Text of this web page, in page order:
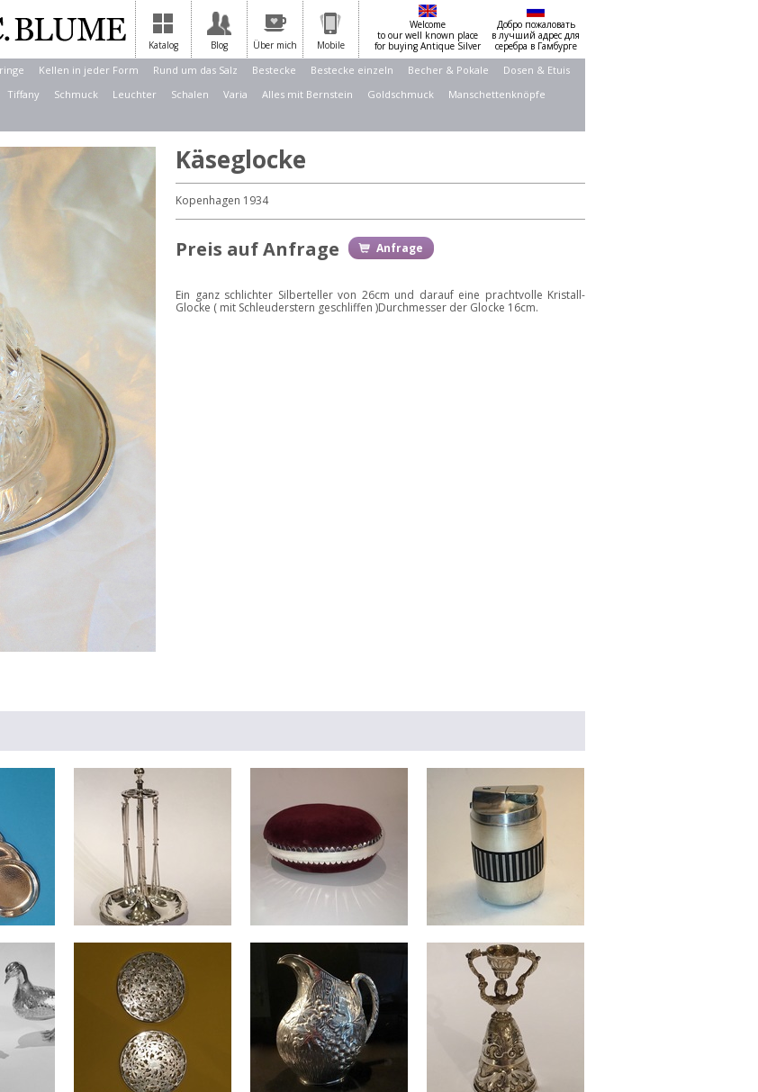
Katalog Blog Über mich Mobile
Welcome
to our well known place
for buying Antique Silver
Добро пожаловать
в лучший адрес для
серебра в Гамбурге
Kellen in jeder Form Rund um das Salz Bestecke Bestecke einzeln Becher & Pokale
Dosen & Etuis
Tiffany Schmuck Leuchter Schalen Varia Alles mit Bernstein Goldschmuck
Manschettenknöpfe
Käseglocke
Kopenhagen 1934
Preis auf Anfrage Anfrage
Ein ganz schlichter Silberteller von 26cm und darauf eine prachtvolle Kristall-
Glocke ( mit Schleuderstern geschliffen )Durchmesser der Glocke 16cm.